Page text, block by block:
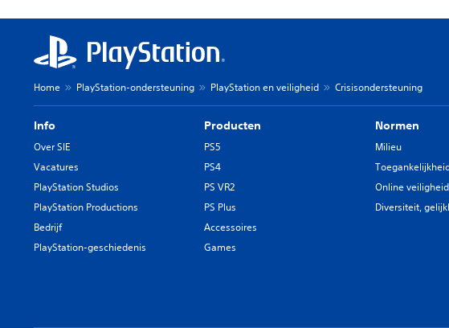
Home PlayStation-ondersteuning PlayStation en veiligheid Crisisondersteuning
Info
Over SIE
Vacatures
PlayStation Studios
PlayStation Productions
Bedrijf
PlayStation-geschiedenis
Producten
PS5
PS4
PS VR2
PS Plus
Accessoires
Games
Normen
Milieu
Online veiligheid
Diversiteit,